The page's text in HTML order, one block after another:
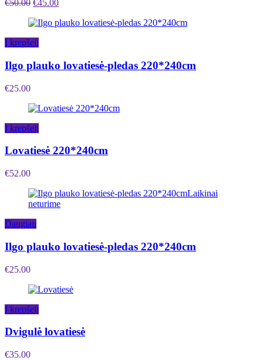
€50.00 €45.00
Į krepšelį
Ilgo plauko lovatiesė-pledas 220*240cm
€25.00
Į krepšelį
Lovatiesė 220*240cm
€52.00
Laikinai
neturime
Daugiau
Ilgo plauko lovatiesė-pledas 220*240cm
€25.00
Į krepšelį
Dvigulė lovatiesė
€35.00